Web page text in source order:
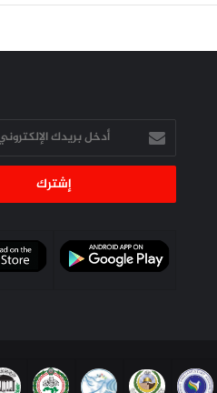
أدخل
بريدك
الإلكتروني